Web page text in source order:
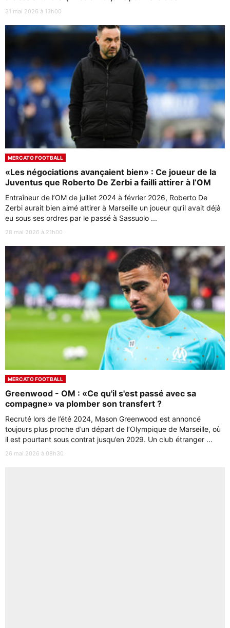
31 mai 2026 à 13h00
MERCATO FOOTBALL
«Les négociations avançaient bien» : Ce joueur de la
Juventus que Roberto De Zerbi a failli attirer à l’OM
Entraîneur de l’OM de juillet 2024 à février 2026, Roberto De
Zerbi aurait bien aimé attirer à Marseille un joueur qu’il avait déjà
eu sous ses ordres par le passé à Sassuolo ...
28 mai 2026 à 21h00
MERCATO FOOTBALL
Greenwood - OM : «Ce qu'il s'est passé avec sa
compagne» va plomber son transfert ?
Recruté lors de l’été 2024, Mason Greenwood est annoncé
toujours plus proche d’un départ de l’Olympique de Marseille, où
il est pourtant sous contrat jusqu’en 2029. Un club étranger ...
26 mai 2026 à 08h30